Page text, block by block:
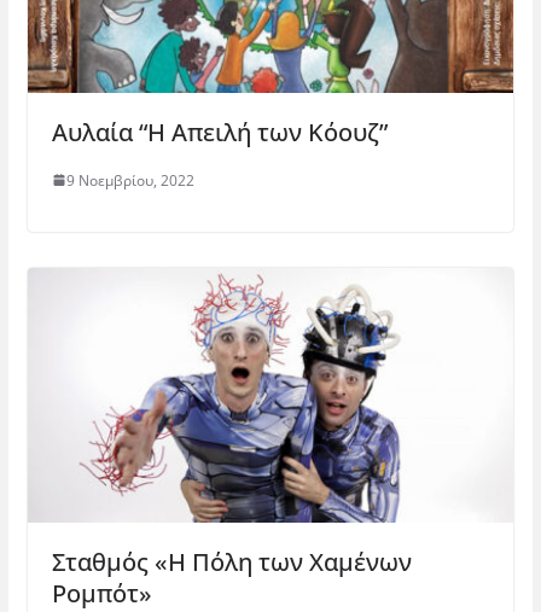
Αυλαία “Η Απειλή των Κόουζ”
9 Νοεμβρίου, 2022
Σταθμός «Η Πόλη των Χαμένων
Ρομπότ»